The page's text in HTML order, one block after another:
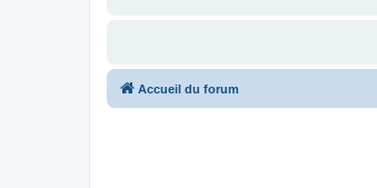
Accueil du forum